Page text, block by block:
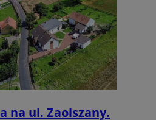
na ul. Zaolszany.